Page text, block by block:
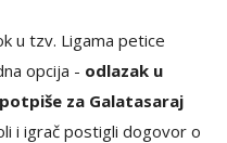
u tzv. Ligama petice
opcija - odlazak u
za Galatasaraj
i igrač postigli dogovor o